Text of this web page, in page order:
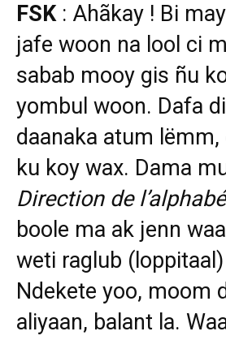
FSK: Ahãkay ! Bi
jafe woon na lool ci
sabab mooy gis ñu
yombul woon. Dafa
daanaka atum
ku koy wax. Dama
Direction de
boole ma ak jenn
weti raglub (loppitaal)
Ndekete yoo, moom
aliyaan, balant la.